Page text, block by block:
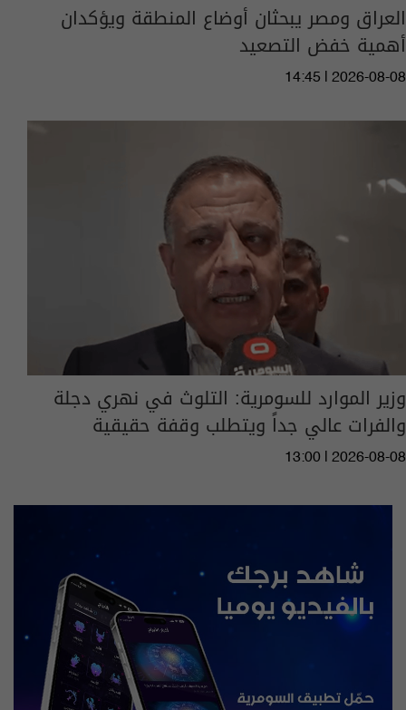
العراق ومصر يبحثان أوضاع المنطقة ويؤكدان
أهمية خفض التصعيد
14:45 | 2026-08-08
وزير الموارد للسومرية: التلوث في نهري دجلة
والفرات عالي جداً ويتطلب وقفة حقيقية
13:00 | 2026-08-08